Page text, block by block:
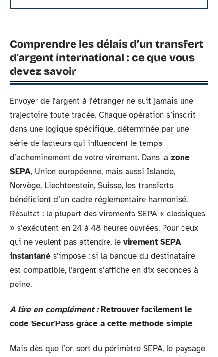
Comprendre les délais d’un transfert
d’argent international : ce que vous
devez savoir
Envoyer de l’argent à l’étranger ne suit jamais une
trajectoire toute tracée. Chaque opération s’inscrit
dans une logique spécifique, déterminée par une
série de facteurs qui influencent le temps
d’acheminement de votre virement. Dans la zone
SEPA, Union européenne, mais aussi Islande,
Norvège, Liechtenstein, Suisse, les transferts
bénéficient d’un cadre réglementaire harmonisé.
Résultat : la plupart des virements SEPA « classiques
» s’exécutent en 24 à 48 heures ouvrées. Pour ceux
qui ne veulent pas attendre, le virement SEPA
instantané s’impose : si la banque du destinataire
est compatible, l’argent s’affiche en dix secondes à
peine.
A lire en complément : Retrouver facilement le
code Secur'Pass grâce à cette méthode simple
Mais dès que l’on sort du périmètre SEPA, le paysage